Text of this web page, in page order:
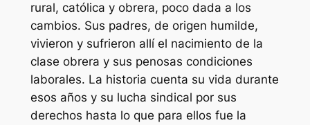
rural, católica y obrera, poco dada a los
cambios. Sus padres, de origen humilde,
vivieron y sufrieron allí el nacimiento de la
clase obrera y sus penosas condiciones
laborales. La historia cuenta su vida durante
esos años y su lucha sindical por sus
derechos hasta lo que para ellos fue la